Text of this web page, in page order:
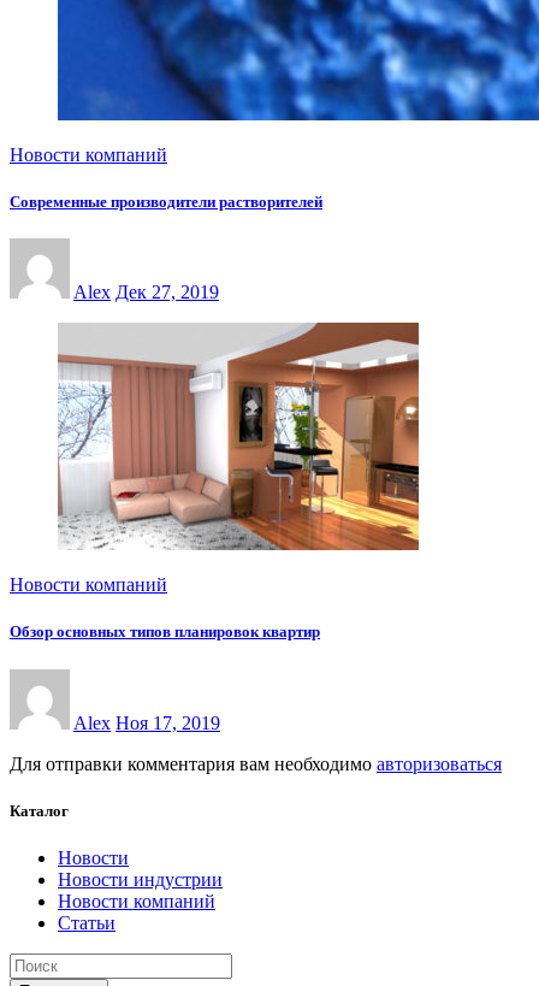
Новости компаний
Современные производители растворителей
Alex Дек 27, 2019
Новости компаний
Обзор основных типов планировок квартир
Alex Ноя 17, 2019
Для отправки комментария вам необходимо авторизоваться
Каталог
Новости
Новости индустрии
Новости компаний
Статьи